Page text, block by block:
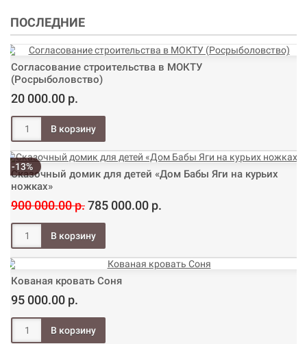
ПОСЛЕДНИЕ
Согласование строительства в МОКТУ
(Росрыболовство)
20 000.00 р.
-13%
Сказочный домик для детей «Дом Бабы Яги на курьих
ножках»
900 000.00 р.785 000.00 р.
Кованая кровать Соня
95 000.00 р.